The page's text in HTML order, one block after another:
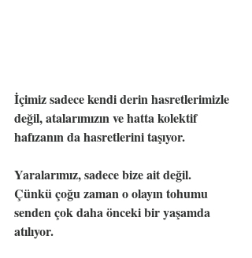
İçimiz sadece kendi derin hasretlerimizle
değil, atalarımızın ve hatta kolektif
hafızanın da hasretlerini taşıyor.
Yaralarımız, sadece bize ait değil.
Çünkü çoğu zaman o olayın tohumu
senden çok daha önceki bir yaşamda
atılıyor.